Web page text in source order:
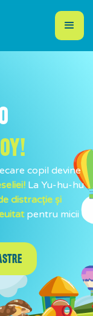
copil devine
La Yu-hu-hu
distracție și
pentru micii